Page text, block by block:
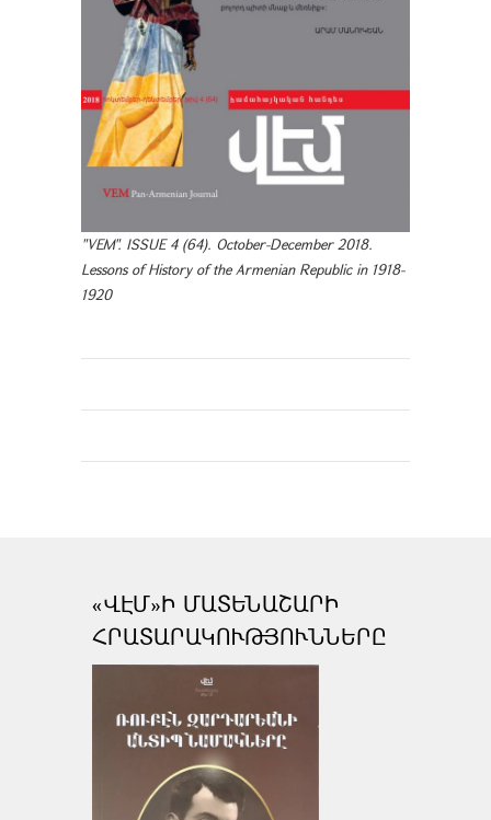
"VEM". ISSUE 4 (64). October-December 2018.
Lessons of History of the Armenian Republic in 1918-
1920
«ՎԷՄ»Ի ՄԱՏԵՆԱՇԱՐԻ
ՀՐԱՏԱՐԱԿՈՒԹՅՈՒՆՆԵՐԸ